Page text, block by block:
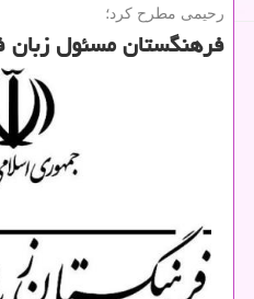
رحیمی مطرح كرد؛
فرهنگستان مسئول زبان